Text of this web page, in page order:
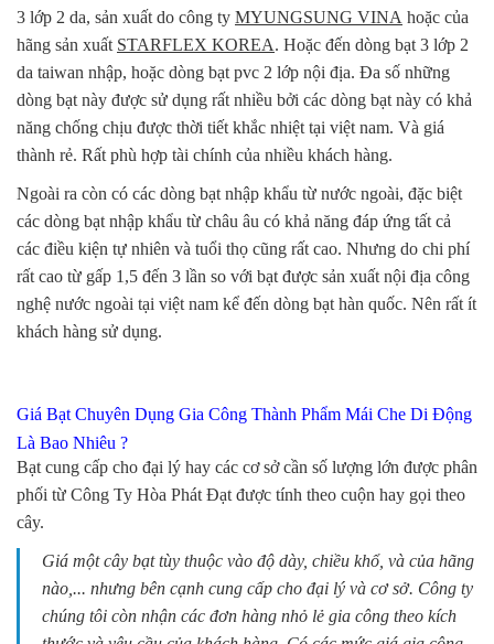
3 lớp 2 da, sản xuất do công ty MYUNGSUNG VINA hoặc của
hãng sản xuất STARFLEX KOREA. Hoặc đến dòng bạt 3 lớp 2
da taiwan nhập, hoặc dòng bạt pvc 2 lớp nội địa. Đa số những
dòng bạt này được sử dụng rất nhiều bởi các dòng bạt này có khả
năng chống chịu được thời tiết khắc nhiệt tại việt nam. Và giá
thành rẻ. Rất phù hợp tài chính của nhiều khách hàng.
Ngoài ra còn có các dòng bạt nhập khẩu từ nước ngoài, đặc biệt
các dòng bạt nhập khẩu từ châu âu có khả năng đáp ứng tất cả
các điều kiện tự nhiên và tuổi thọ cũng rất cao. Nhưng do chi phí
rất cao từ gấp 1,5 đến 3 lần so với bạt được sản xuất nội địa công
nghệ nước ngoài tại việt nam kể đến dòng bạt hàn quốc. Nên rất ít
khách hàng sử dụng.
Giá Bạt Chuyên Dụng Gia Công Thành Phẩm Mái Che Di Động
Là Bao Nhiêu ?
Bạt cung cấp cho đại lý hay các cơ sở cần số lượng lớn được phân
phối từ Công Ty Hòa Phát Đạt được tính theo cuộn hay gọi theo
cây.
Giá một cây bạt tùy thuộc vào độ dày, chiều khổ, và của hãng
nào,... nhưng bên cạnh cung cấp cho đại lý và cơ sở. Công ty
chúng tôi còn nhận các đơn hàng nhỏ lẻ gia công theo kích